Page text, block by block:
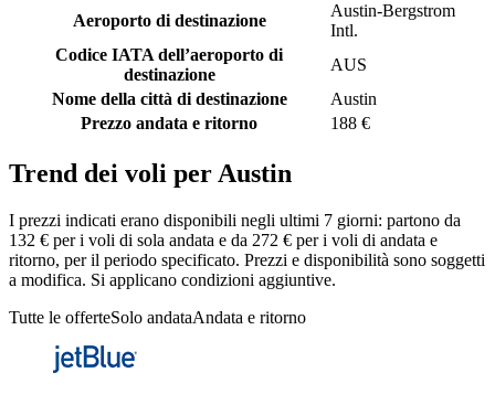
Aeroporto di destinazione
Austin-Bergstrom
Intl.
Codice IATA dell’aeroporto di
destinazione
AUS
Nome della città di destinazione
Austin
Prezzo andata e ritorno
188 €
Trend dei voli per Austin
I prezzi indicati erano disponibili negli ultimi 7 giorni: partono da
132 € per i voli di sola andata e da 272 € per i voli di andata e
ritorno, per il periodo specificato. Prezzi e disponibilità sono soggetti
a modifica. Si applicano condizioni aggiuntive.
Tutte le offerteSolo andataAndata e ritorno